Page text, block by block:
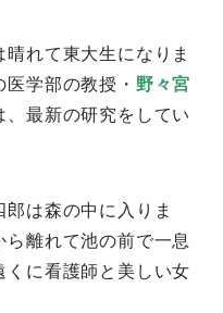
れて東大生になりま
学部の教授・ 野々宮
最新の研究をしてい
は森の中に入りま
離れて池の前で一息
に看護師と美しい女